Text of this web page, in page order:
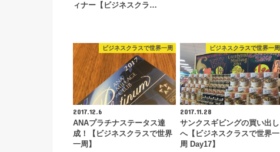
ィナー【ビジネスクラ…
ビジネスクラスで世界一周
2017.12.6
ANAプラチナステータス達
成！【ビジネスクラスで世界
一周】
ビジネスクラスで世界一周
2017.11.28
サンクスギビングの買い出し
へ【ビジネスクラスで世界一
周 Day17】